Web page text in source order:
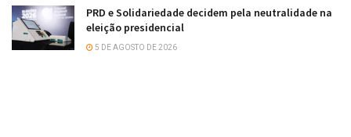
PRD e Solidariedade decidem pela neutralidade na
eleição presidencial
5 DE AGOSTO DE 2026